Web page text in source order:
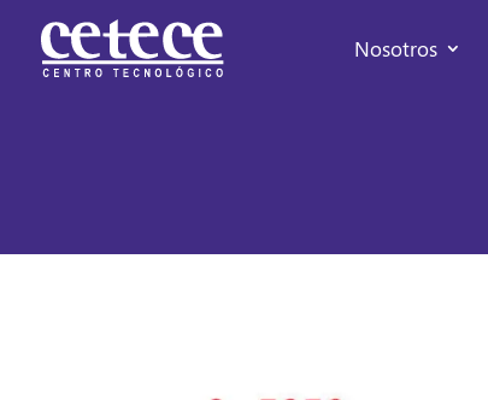
Nosotros